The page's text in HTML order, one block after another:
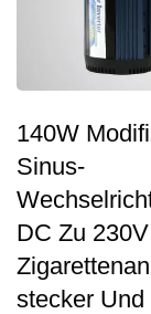
140W
Sinus-
DC Zu
Stecker